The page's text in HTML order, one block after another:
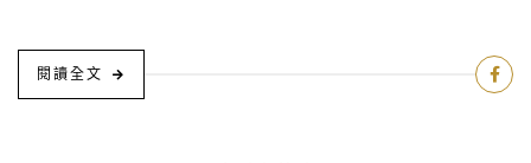
閱讀全文